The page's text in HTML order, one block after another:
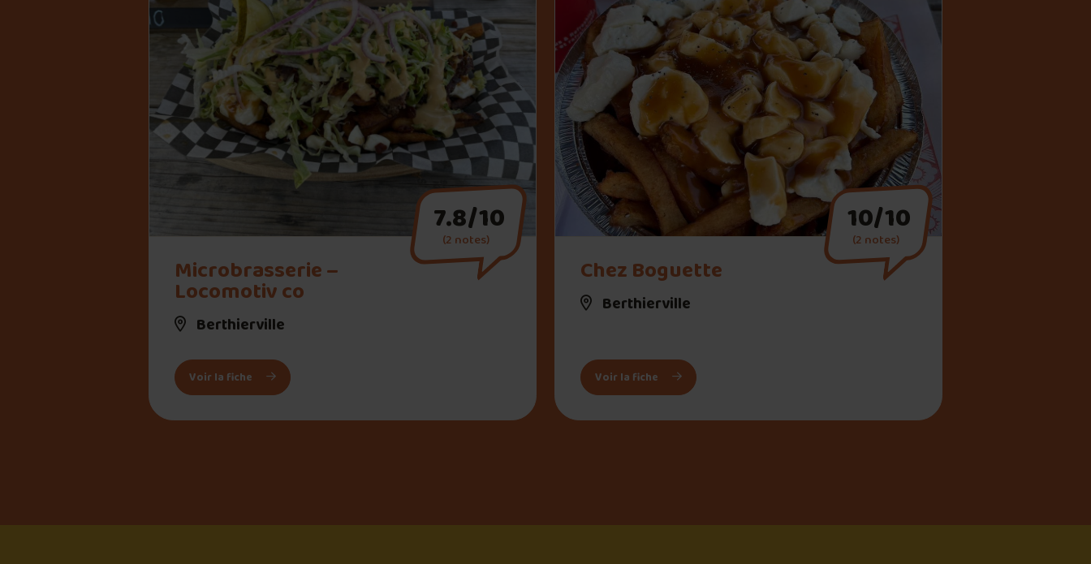
Microbrasserie –
Locomotiv co
Berthierville
7.8/10
(2 notes)
Voir la fiche : Microbrasserie – Locomotiv co
Chez Boguette
Berthierville
10/10
(2 notes)
Voir la fiche : Chez Boguette